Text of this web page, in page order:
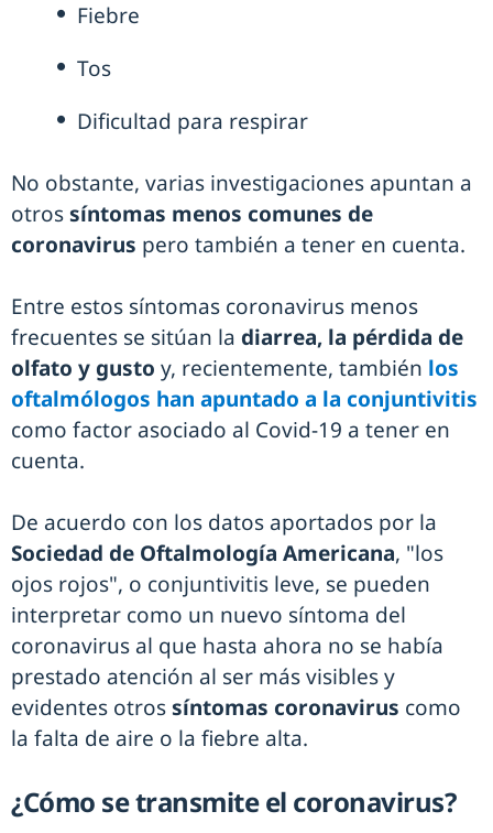
Fiebre
Tos
Dificultad para respirar
No obstante, varias investigaciones apuntan a
otrossíntomas menos comunes de
coronavirus pero también a tener en cuenta.
Entre estos síntomas coronavirus menos
frecuentes se sitúan la diarrea, la pérdida de
olfato y gusto y, recientemente, también los
oftalmólogos han apuntado a la conjuntivitis
como factor asociado al Covid-19 a tener en
cuenta.
De acuerdo con los datos aportados por la
Sociedad de Oftalmología Americana, "los
ojos rojos", o conjuntivitis leve, se pueden
interpretar como un nuevo síntoma del
coronavirus al que hasta ahora no se había
prestado atención al ser más visibles y
evidentes otrossíntomas coronavirus como
la falta de aire o la fiebre alta.
¿Cómo se transmite el coronavirus?